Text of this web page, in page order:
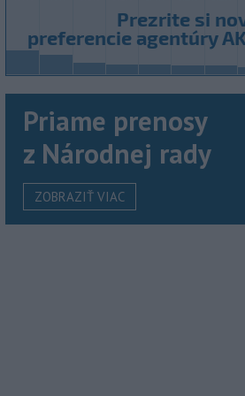
Priame prenosy
z Národnej rady
ZOBRAZIŤ VIAC